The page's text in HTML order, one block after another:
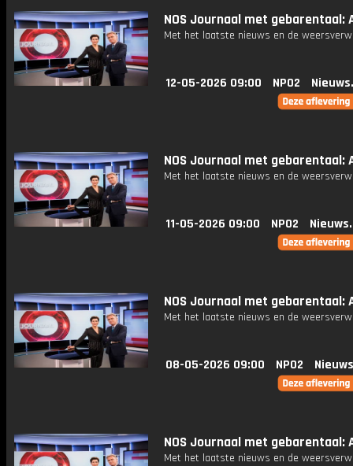
NOS Journaal met gebarentaal:
Met het laatste nieuws en de
12-05-2026 09:00 NPO2
NOS Journaal met gebarentaal:
Met het laatste nieuws en de
11-05-2026 09:00 NPO2
NOS Journaal met gebarentaal:
Met het laatste nieuws en de
08-05-2026 09:00 NPO2
NOS Journaal met gebarentaal:
Met het laatste nieuws en de